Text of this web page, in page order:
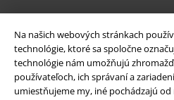
Na našich webových stránkach
technológie, ktoré sa spoločne
technológie nám umožňujú
používateľoch, ich správaní a
umiestňujeme my, iné pochádzajú